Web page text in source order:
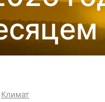
Климат